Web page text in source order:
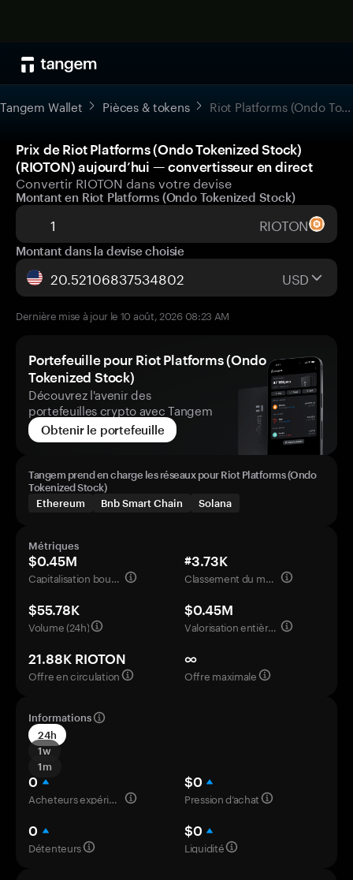
Tangem Wallet Pièces & tokens Riot Platforms (Ondo Tokenized Stock)
Prix de Riot Platforms (Ondo Tokenized Stock)
(RIOTON) aujourd’hui — convertisseur en direct
Convertir RIOTON dans votre devise
Montant en Riot Platforms (Ondo Tokenized Stock)
RIOTON
Montant dans la devise choisie
USD
Dernière mise à jour le 10 août, 2026 08:23 AM
Portefeuille pour Riot Platforms (Ondo
Tokenized Stock)
Découvrez l'avenir des
portefeuilles crypto avec Tangem
Obtenir le portefeuille
Tangem prend en charge les réseaux pour Riot Platforms (Ondo
Tokenized Stock)
Ethereum
Bnb Smart Chain Solana
Métriques
$0.45M
Capitalisation boursière
#3.73K
Classement du marché
$55.78K
Volume (24h)
$0.45M
Valorisation entièrement diluée
21.88K RIOTON
Offre en circulation
∞
Offre maximale
Informations
24h
1w
1m
0
Acheteurs expérimentés
$0
Pression d’achat
0
Détenteurs
$0
Liquidité